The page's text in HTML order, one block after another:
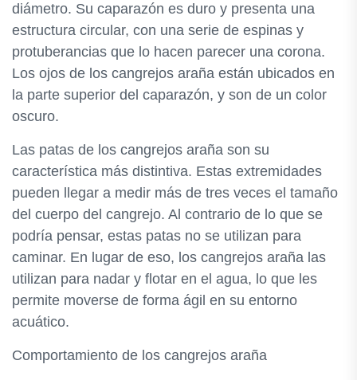
diámetro. Su caparazón es duro y presenta una
estructura circular, con una serie de espinas y
protuberancias que lo hacen parecer una corona.
Los ojos de los cangrejos araña están ubicados en
la parte superior del caparazón, y son de un color
oscuro.
Las patas de los cangrejos araña son su
característica más distintiva. Estas extremidades
pueden llegar a medir más de tres veces el tamaño
del cuerpo del cangrejo. Al contrario de lo que se
podría pensar, estas patas no se utilizan para
caminar. En lugar de eso, los cangrejos araña las
utilizan para nadar y flotar en el agua, lo que les
permite moverse de forma ágil en su entorno
acuático.
Comportamiento de los cangrejos araña